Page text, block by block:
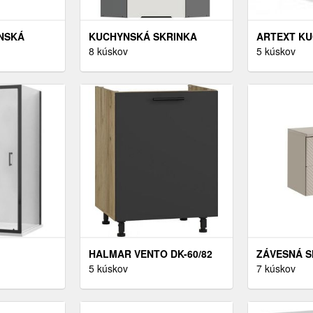
|
KUCHYNSKÁ SKRINKA
ARIA-WH/ANT ANTI
8 kúskov
ARTEXT
SKRINKA
5 kúskov
140X70,
HALMAR VENTO DK-60/82
DREZOVÁ KUCHYNSKÁ
5 kúskov
ZÁVESNÁ
UMÝVADLO
7 kúskov